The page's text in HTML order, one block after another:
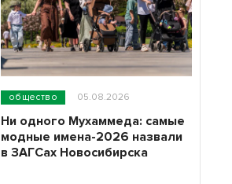
общество 05.08.2026
Ни одного Мухаммеда: самые
модные имена-2026 назвали
в ЗАГСах Новосибирска